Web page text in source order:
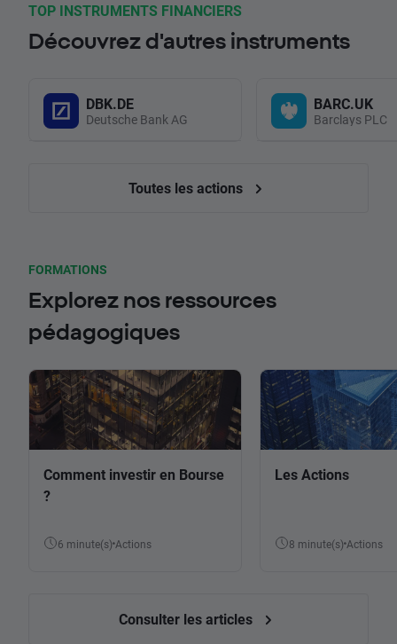
TOP INSTRUMENTS FINANCIERS
Découvrez d'autres instruments
DBK.DE
Deutsche Bank AG
BARC.UK
Barclays PLC
Toutes les actions
FORMATIONS
Explorez nos ressources
pédagogiques
Comment investir en Bourse
?
6 minute(s) Actions
Les Actions
8 minute(s) Actions
Consulter les articles